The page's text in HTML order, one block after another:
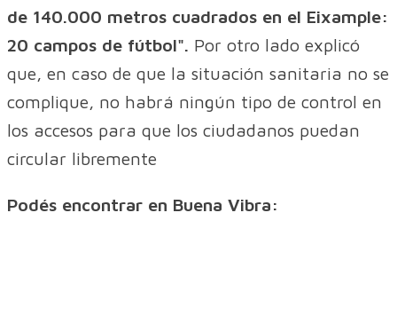
de 140.000 metros cuadrados en el Eixample:
20 campos de fútbol". Por otro lado explicó
que, en caso de que la situación sanitaria no se
complique, no habrá ningún tipo de control en
los accesos para que los ciudadanos puedan
circular libremente
Podés encontrar en Buena Vibra: